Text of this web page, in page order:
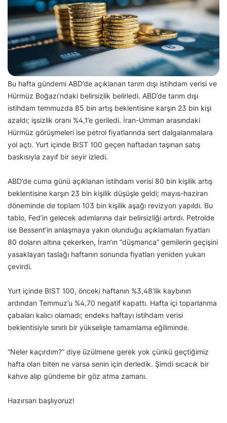
Bu hafta gündemi ABD’de açıklanan tarım dışı istihdam verisi ve
Hürmüz Boğazı’ndaki belirsizlik belirledi. ABD’de tarım dışı
istihdam temmuzda 85 bin artış beklentisine karşın 23 bin kişi
azaldı; işsizlik oranı %4,1’e geriledi. İran-Umman arasındaki
Hürmüz görüşmeleri ise petrol fiyatlarında sert dalgalanmalara
yol açtı. Yurt içinde BIST 100 geçen haftadan taşınan satış
baskısıyla zayıf bir seyir izledi.
ABD’de cuma günü açıklanan istihdam verisi 80 bin kişilik artış
beklentisine karşın 23 bin kişilik düşüşle geldi; mayıs-haziran
döneminde de toplam 103 bin kişilik aşağı revizyon yapıldı. Bu
tablo, Fed’in gelecek adımlarına dair belirsizliği artırdı. Petrolde
ise Bessent’in anlaşmaya yakın olunduğu açıklamaları fiyatları
80 doların altına çekerken, İran’ın “düşmanca” gemilerin geçişini
yasaklayan taslağı haftanın sonunda fiyatları yeniden yukarı
çevirdi.
Yurt içinde BIST 100, önceki haftanın %3,48’lik kaybının
ardından Temmuz’u %4,70 negatif kapattı. Hafta içi toparlanma
çabaları kalıcı olamadı; endeks haftayı istihdam verisi
beklentisiyle sınırlı bir yükselişle tamamlama eğiliminde.
“Neler kaçırdım?” diye üzülmene gerek yok çünkü geçtiğimiz
hafta olan biten ne varsa senin için derledik. Şimdi sıcacık bir
kahve alıp gündeme bir göz atma zamanı.
Hazırsan başlıyoruz!